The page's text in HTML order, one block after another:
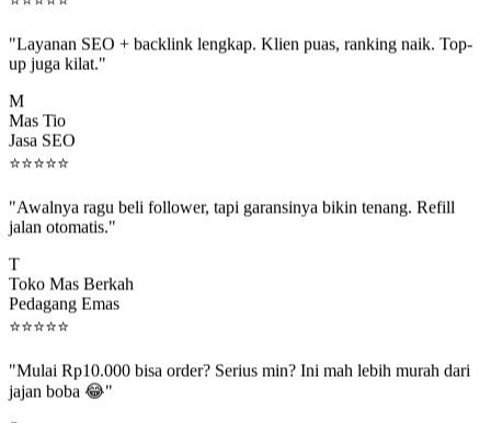
up juga kilat."
Mas Tio
Jasa SEO
⭐⭐⭐⭐⭐
jalan otomatis."
Toko Mas Berkah
Pedagang Emas
⭐⭐⭐⭐⭐
jajan boba 😂"